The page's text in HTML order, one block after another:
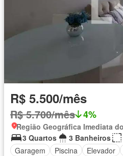
R$ 5.500/mês
R$ 5.700/mês 4%
3 Quartos
3 Banheiros
Garagem
Piscina Elevador